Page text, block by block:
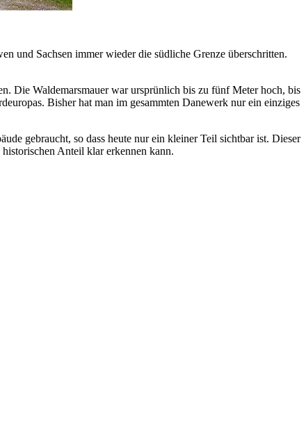
und Sachsen immer wieder die südliche Grenze überschritten.
Die Waldemarsmauer war ursprünlich bis zu fünf Meter hoch, bis
Bisher hat man im gesammten Danewerk nur ein einziges
gebraucht, so dass heute nur ein kleiner Teil sichtbar ist. Dieser
Anteil klar erkennen kann.